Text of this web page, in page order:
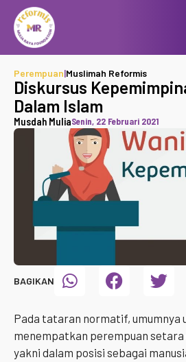
Perempuan|Muslimah Reformis
Diskursus
Dalam Islam
Musdah MuliaSenin, 22 Februari 2021
BAGIKAN
Pada tataran normatif, umumnya
menempatkan perempuan
yakni dalam posisi sebagai